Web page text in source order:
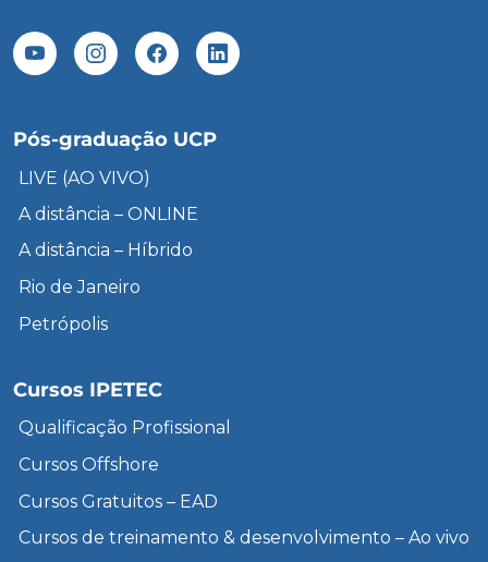
Pós-graduação UCP
LIVE (AO VIVO)
A distância – ONLINE
A distância – Híbrido
Rio de Janeiro
Petrópolis
Cursos IPETEC
Qualificação Profissional
Cursos Offshore
Cursos Gratuitos – EAD
Cursos de treinamento & desenvolvimento – Ao vivo